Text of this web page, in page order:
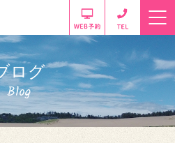
ログ
Blog